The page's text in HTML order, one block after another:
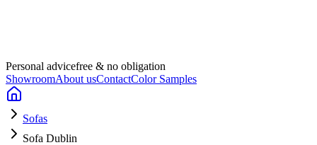
Personal advicefree & no obligation
ShowroomAbout usContactColor Samples
Sofas
Sofa Dublin